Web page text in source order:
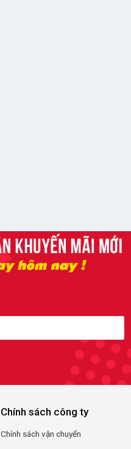
Chính sách công ty
Chính sách vận chuyển